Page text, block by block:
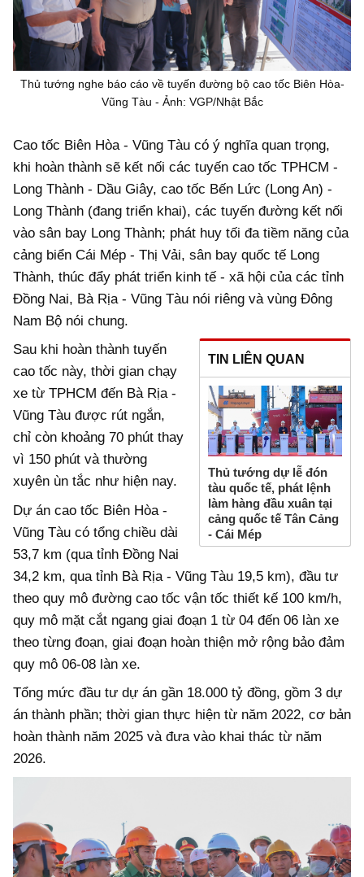
Thủ tướng nghe báo cáo về tuyến đường bộ cao tốc Biên Hòa-
Vũng Tàu - Ảnh: VGP/Nhật Bắc
Cao tốc Biên Hòa - Vũng Tàu có ý nghĩa quan trọng,
khi hoàn thành sẽ kết nối các tuyến cao tốc TPHCM -
Long Thành - Dầu Giây, cao tốc Bến Lức (Long An) -
Long Thành (đang triển khai), các tuyến đường kết nối
vào sân bay Long Thành; phát huy tối đa tiềm năng của
cảng biển Cái Mép - Thị Vải, sân bay quốc tế Long
Thành, thúc đẩy phát triển kinh tế - xã hội của các tỉnh
Đồng Nai, Bà Rịa - Vũng Tàu nói riêng và vùng Đông
Nam Bộ nói chung.
TIN LIÊN QUAN
Thủ tướng dự lễ đón
tàu quốc tế, phát lệnh
làm hàng đầu xuân tại
cảng quốc tế Tân Cảng
- Cái Mép
Sau khi hoàn thành tuyến
cao tốc này, thời gian chạy
xe từ TPHCM đến Bà Rịa -
Vũng Tàu được rút ngắn,
chỉ còn khoảng 70 phút thay
vì 150 phút và thường
xuyên ùn tắc như hiện nay.
Dự án cao tốc Biên Hòa -
Vũng Tàu có tổng chiều dài
53,7 km (qua tỉnh Đồng Nai
34,2 km, qua tỉnh Bà Rịa - Vũng Tàu 19,5 km), đầu tư
theo quy mô đường cao tốc vận tốc thiết kế 100 km/h,
quy mô mặt cắt ngang giai đoạn 1 từ 04 đến 06 làn xe
theo từng đoạn, giai đoạn hoàn thiện mở rộng bảo đảm
quy mô 06-08 làn xe.
Tổng mức đầu tư dự án gần 18.000 tỷ đồng, gồm 3 dự
án thành phần; thời gian thực hiện từ năm 2022, cơ bản
hoàn thành năm 2025 và đưa vào khai thác từ năm
2026.